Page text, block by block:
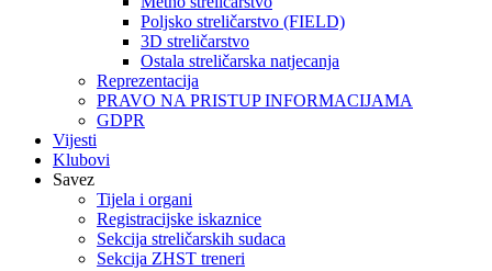
Poljsko streličarstvo (FIELD)
3D streličarstvo
Ostala streličarska natjecanja
Reprezentacija
PRAVO NA PRISTUP INFORMACIJAMA
GDPR
Vijesti
Klubovi
Savez
Tijela i organi
Registracijske iskaznice
Sekcija streličarskih sudaca
Sekcija ZHST treneri